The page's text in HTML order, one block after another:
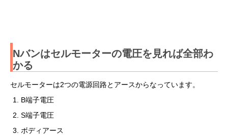
Nバンはセルモーターの電圧を見れば全部わ
かる
セルモーターは2つの電源回路とアースからなっています。
B端子電圧
S端子電圧
ボディアース